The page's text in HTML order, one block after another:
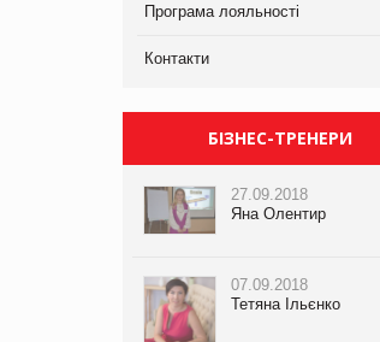
Програма лояльності
Контакти
БІЗНЕС-ТРЕНЕРИ
27.09.2018
Яна Олентир
07.09.2018
Тетяна Ільєнко